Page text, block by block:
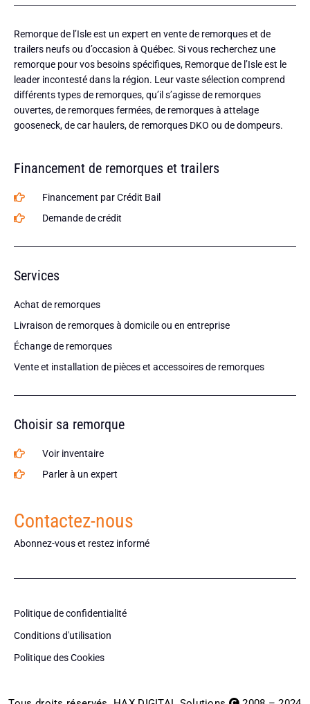
Remorque de l’Isle est un expert en vente de remorques et de
trailers neufs ou d’occasion à Québec. Si vous recherchez une
remorque pour vos besoins spécifiques, Remorque de l’Isle est le
leader incontesté dans la région. Leur vaste sélection comprend
différents types de remorques, qu’il s’agisse de remorques
ouvertes, de remorques fermées, de remorques à attelage
gooseneck, de car haulers, de remorques DKO ou de dompeurs.
Financement de remorques et trailers
Financement par Crédit Bail
Demande de crédit
Services
Achat de remorques
Livraison de remorques à domicile ou en entreprise
Échange de remorques
Vente et installation de pièces et accessoires de remorques
Choisir sa remorque
Voir inventaire
Parler à un expert
Contactez-nous
Abonnez-vous et restez informé
Politique de confidentialité
Conditions d'utilisation
Politique des Cookies